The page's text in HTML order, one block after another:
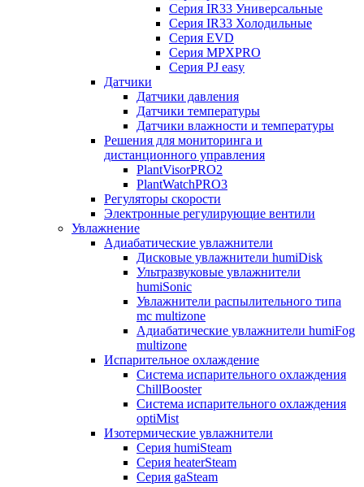
Серия IR33 Универсальные
Серия IR33 Холодильные
Серия EVD
Серия MPXPRO
Серия PJ easy
Датчики
Датчики давления
Датчики температуры
Датчики влажности и температуры
Решения для мониторинга и
дистанционного управления
PlantVisorPRO2
PlantWatchPRO3
Регуляторы скорости
Электронные регулирующие вентили
Увлажнение
Адиабатические увлажнители
Дисковые увлажнители humiDisk
Ультразвуковые увлажнители
humiSonic
Увлажнители распылительного типа
mc multizone
Адиабатические увлажнители humiFog
multizone
Испарительное охлаждение
Система испарительного охлаждения
ChillBooster
Система испарительного охлаждения
optiMist
Изотермические увлажнители
Серия humiSteam
Серия heaterSteam
Серия gaSteam